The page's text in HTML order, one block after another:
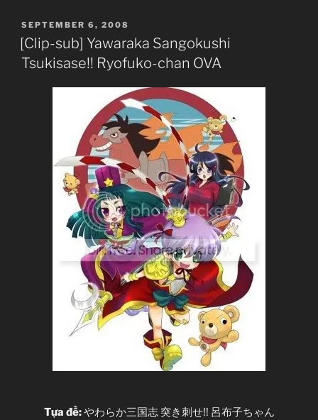
POSTED
ON
SEPTEMBER 6, 2008
[Clip-sub] Yawaraka Sangokushi
Tsukisase!! Ryofuko-chan OVA
Tựa đề:やわらか三国志 突き刺せ!! 呂布子ちゃん